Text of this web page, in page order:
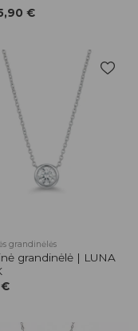
€
grandinėlės
grandinėlė | LUNA
€